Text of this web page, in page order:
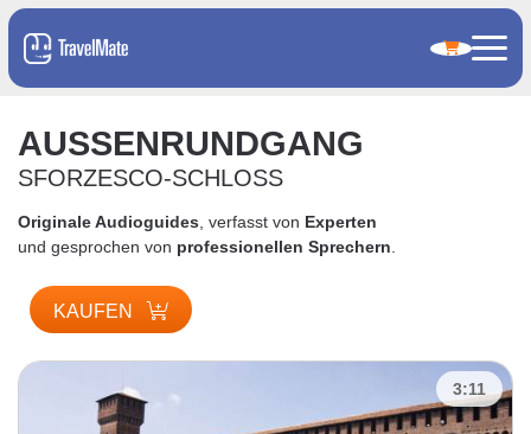
AUSSENRUNDGANG
SFORZESCO-SCHLOSS
Originale Audioguides , verfasst von Experten
und gesprochen von professionellen Sprechern
KAUFEN
3:11